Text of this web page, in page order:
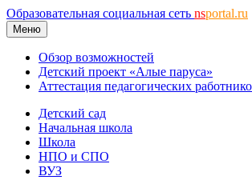
Образовательная социальная сеть nsportal.ru
Меню
Обзор возможностей
Детский проект «Алые паруса»
Аттестация педагогических
Детский сад
Начальная школа
Школа
НПО и СПО
ВУЗ